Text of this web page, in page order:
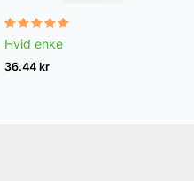
Vurderet
4.97
ud af 5
Hvid enke
36.44 kr